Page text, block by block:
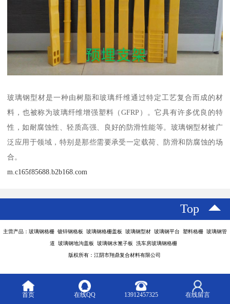
玻璃钢型材是一种由树脂和玻璃纤维通过特定工艺复合而成的材
料，也被称为玻璃纤维增强塑料（GFRP）。它具有许多优良的特
性，如耐腐蚀性、轻质高强、良好的防滑性能等。玻璃钢型材被广
泛应用于领域，特别是那些需要承受一定载荷、防滑和防腐蚀的场
合。
m.c165f85688.b2b168.com
Top
主营产品：玻璃钢格栅 镀锌钢格板 玻璃钢格栅盖板 玻璃钢型材 玻璃钢平台 塑料格栅 玻璃钢管
道 玻璃钢地沟盖板 玻璃钢水篦子板 洗车房玻璃钢格栅
版权所有：江阴市翔鼎复合材料有限公司
首页 在线QQ 13912457325 在线留言